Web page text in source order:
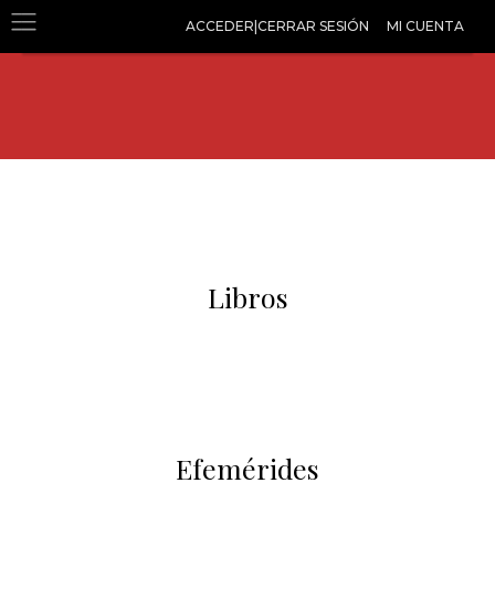
ACCEDER|CERRAR SESIÓN MI CUENTA
Libros
Efemérides